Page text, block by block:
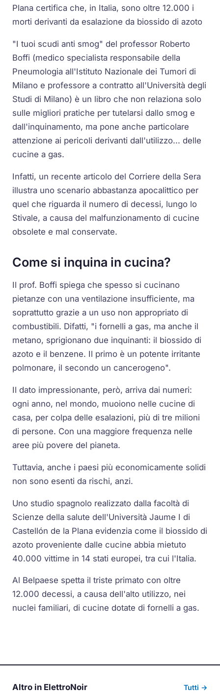
Plana certifica che, in Italia, sono oltre 12.000 i
morti derivanti da esalazione da biossido di azoto
"I tuoi scudi anti smog" del professor Roberto
Boffi (medico specialista responsabile della
Pneumologia all'Istituto Nazionale dei Tumori di
Milano e professore a contratto all'Università degli
Studi di Milano) è un libro che non relaziona solo
sulle migliori pratiche per tutelarsi dallo smog e
dall'inquinamento, ma pone anche particolare
attenzione ai pericoli derivanti dall'utilizzo... delle
cucine a gas.
Infatti, un recente articolo del Corriere della Sera
illustra uno scenario abbastanza apocalittico per
quel che riguarda il numero di decessi, lungo lo
Stivale, a causa del malfunzionamento di cucine
obsolete e mal conservate.
Come si inquina in cucina?
Il prof. Boffi spiega che spesso si cucinano
pietanze con una ventilazione insufficiente, ma
soprattutto grazie a un uso non appropriato di
combustibili. Difatti, "i fornelli a gas, ma anche il
metano, sprigionano due inquinanti: il biossido di
azoto e il benzene. Il primo è un potente irritante
polmonare, il secondo un cancerogeno".
Il dato impressionante, però, arriva dai numeri:
ogni anno, nel mondo, muoiono nelle cucine di
casa, per colpa delle esalazioni, più di tre milioni
di persone. Con una maggiore frequenza nelle
aree più povere del pianeta.
Tuttavia, anche i paesi più economicamente solidi
non sono esenti da rischi, anzi.
Uno studio spagnolo realizzato dalla facoltà di
Scienze della salute dell'Università Jaume I di
Castellón de la Plana evidenzia come il biossido di
azoto proveniente dalle cucine abbia mietuto
40.000 vittime in 14 stati europei, tra cui l'Italia.
Al Belpaese spetta il triste primato con oltre
12.000 decessi, a causa dell'alto utilizzo, nei
nuclei familiari, di cucine dotate di fornelli a gas.
Altro in ElettroNoir Tutti →